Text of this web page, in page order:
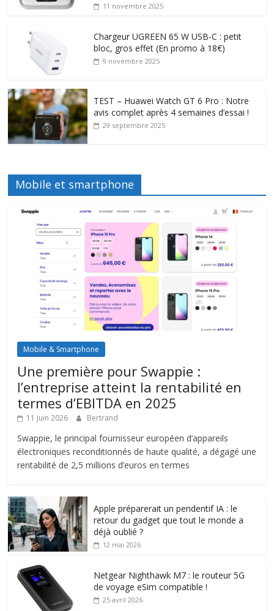
11 novembre 2025
Chargeur UGREEN 65 W USB-C : petit
bloc, gros effet (En promo à 18€)
9 novembre 2025
TEST – Huawei Watch GT 6 Pro : Notre
avis complet après 4 semaines d’essai !
29 septembre 2025
Mobile et smartphone
Mobile & Smartphone
Une première pour Swappie :
l’entreprise atteint la rentabilité en
termes d’EBITDA en 2025
11 juin 2026 Bertrand
Swappie, le principal fournisseur européen d’appareils
électroniques reconditionnés de haute qualité, a dégagé une
rentabilité de 2,5 millions d’euros en termes
Apple préparerait un pendentif IA : le
retour du gadget que tout le monde a
déjà oublié ?
12 mai 2026
Netgear Nighthawk M7 : le routeur 5G
de voyage eSim compatible !
25 avril 2026